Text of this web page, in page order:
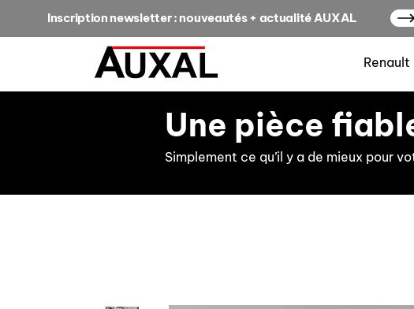
Inscription newsletter : nouveautés + actualité AUXAL
Renault
Une pièce
Simplement ce qu’il y a de mieux pour